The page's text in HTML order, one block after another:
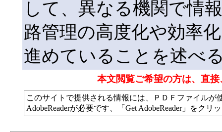
して、異なる機関で情
路管理の高度化や効率
進めていることを述べ
本文閲覧ご希望の方は、直
このサイトで提供される情報には、ＰＤＦファイル
AdobeReaderが必要です、「Get AdobeReader」をク